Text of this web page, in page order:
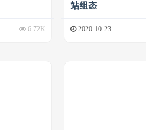
6.72K
站组态
2020-10-23